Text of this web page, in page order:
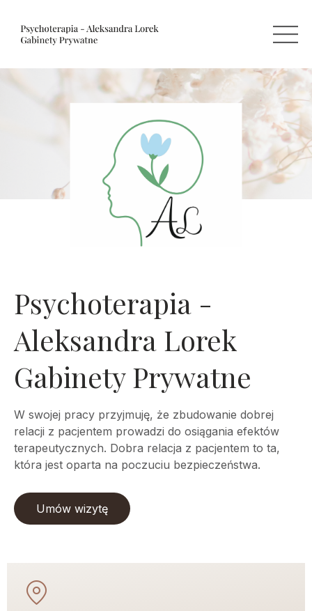
Psychoterapia -
Aleksandra Lorek
Gabinety Prywatne
W swojej pracy przyjmuję, że zbudowanie dobrej
relacji z pacjentem prowadzi do osiągania efektów
terapeutycznych. Dobra relacja z pacjentem to ta,
która jest oparta na poczuciu bezpieczeństwa.
Umów wizytę